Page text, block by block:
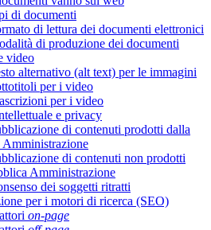
di documenti
di lettura dei documenti elettronici
di produzione dei documenti
video
alternativo (alt text) per le immagini
per i video
per i video
e privacy
di contenuti prodotti dalla
Amministrazione
di contenuti non prodotti
Amministrazione
dei soggetti ritratti
per i motori di ricerca (SEO)
on-page